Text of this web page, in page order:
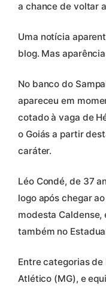
a chance de voltar
Uma notícia
blog. Mas
No banco do
apareceu em
cotado à vaga de
o Goiás a partir
caráter.
Léo Condé, de 37
logo após chegar
modesta Caldense,
também no
Entre categorias
Atlético (MG), e